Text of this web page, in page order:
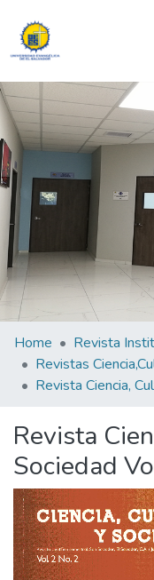
Communities &
All of DSpace
Home
Revista
Revista
Sociedad